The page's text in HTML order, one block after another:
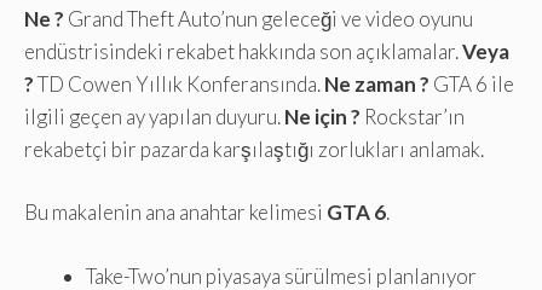
Ne ? Grand Theft Auto’nun geleceği ve video oyunu
endüstrisindeki rekabet hakkında son açıklamalar.Veya
?TD Cowen Yıllık Konferansında.Ne zaman ? GTA 6 ile
ilgili geçen ay yapılan duyuru.Ne için ? Rockstar’ın
rekabetçi bir pazarda karşılaştığı zorlukları anlamak.
Bu makalenin ana anahtar kelimesi GTA 6.
Take-Two’nun piyasaya sürülmesi planlanıyor